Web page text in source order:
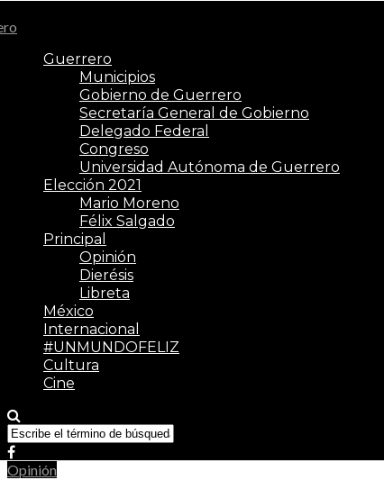
Guerrero
Municipios
Gobierno de Guerrero
Secretaría General de Gobierno
Delegado Federal
Congreso
Universidad Autónoma de Guerrero
Elección 2021
Mario Moreno
Félix Salgado
Principal
Opinión
Dierésis
Libreta
México
Internacional
#UNMUNDOFELIZ
Cultura
Cine
Opinión